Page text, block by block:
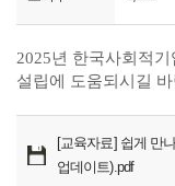
2025년 한국사회적
설립에 도움되시길
[교육자료] 쉽게 만
업데이트).pdf